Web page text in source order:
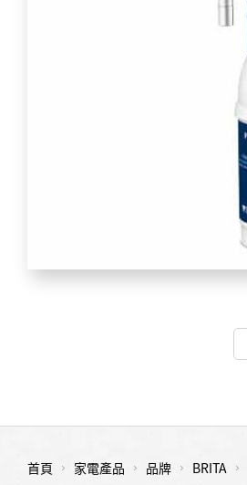
首頁 家電產品 品牌 BRITA